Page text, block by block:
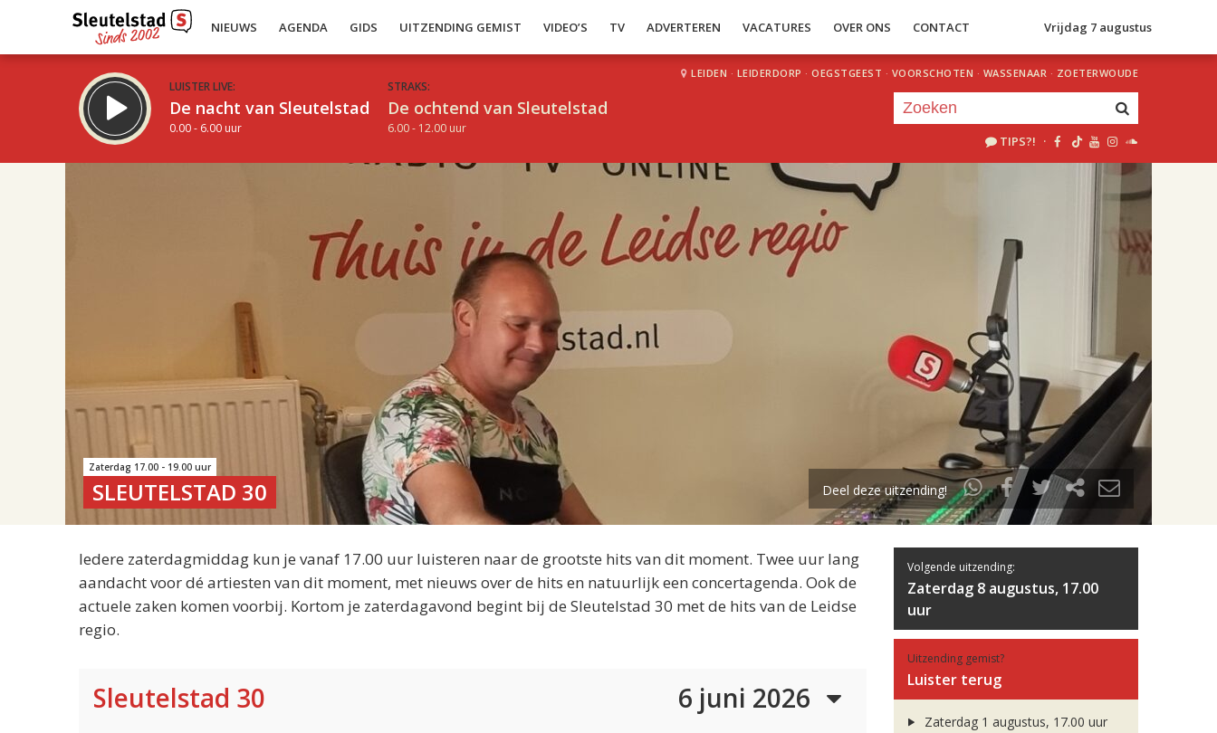
NIEUWS AGENDA GIDS UITZENDING GEMIST VIDEO’S TV ADVERTEREN VACATURES OVER ONS CONTACT Vrijdag 7 augustus
LUISTER LIVE:
De nacht van Sleutelstad
0.00 - 6.00 uur
STRAKS:
De ochtend van Sleutelstad
6.00 - 12.00 uur
LEIDEN · LEIDERDORP · OEGSTGEEST · VOORSCHOTEN · WASSENAAR · ZOETERWOUDE
TIPS?! ·
uur 1 van 2
Volgend uur
Zaterdag 17.00 - 19.00 uur
SLEUTELSTAD 30 Deel deze uitzending!
Iedere zaterdagmiddag kun je vanaf 17.00 uur luisteren naar de grootste hits van dit moment. Twee uur lang
aandacht voor dé artiesten van dit moment, met nieuws over de hits en natuurlijk een concertagenda. Ook de
actuele zaken komen voorbij. Kortom je zaterdagavond begint bij de Sleutelstad 30 met de hits van de Leidse
regio.
Sleutelstad 30 6 juni 2026
Volgende uitzending:
Zaterdag 8 augustus, 17.00
uur
Uitzending gemist?
Luister terug
Zaterdag 1 augustus, 17.00 uur